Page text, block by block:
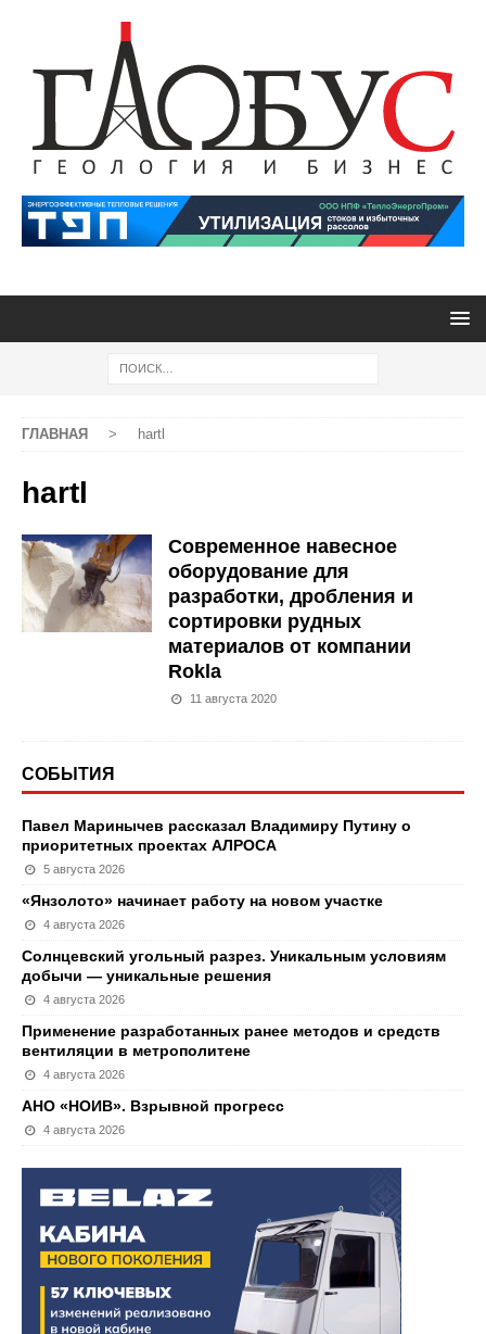
ГЛАВНАЯ > hartl
hartl
Cовременное навесное
оборудование для
разработки, дробления и
сортировки рудных
материалов от компании
Rokla
11 августа 2020
СОБЫТИЯ
Павел Маринычев рассказал Владимиру Путину о
приоритетных проектах АЛРОСА
5 августа 2026
«Янзолото» начинает работу на новом участке
4 августа 2026
Солнцевский угольный разрез. Уникальным условиям
добычи — уникальные решения
4 августа 2026
Применение разработанных ранее методов и средств
вентиляции в метрополитене
4 августа 2026
АНО «НОИВ». Взрывной прогресс
4 августа 2026